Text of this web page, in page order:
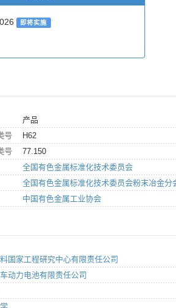
即将实施
产品
号
H62
号
77.150
全国有色金属标准化技术委员会
全国有色金属标准化技术委员会粉末冶金分
中国有色金属工业协会
国家工程研究中心有限责任公司
动力电池有限责任公司